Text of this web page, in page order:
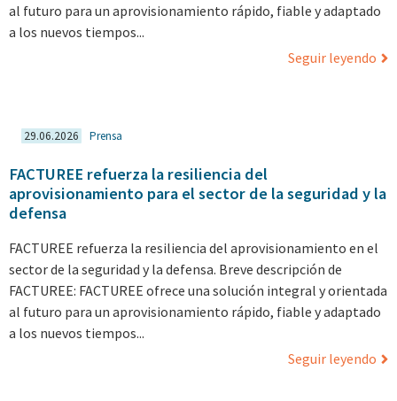
al futuro para un aprovisionamiento rápido, fiable y adaptado
a los nuevos tiempos...
Seguir leyendo
29.06.2026 Prensa
FACTUREE refuerza la resiliencia del
aprovisionamiento para el sector de la seguridad y la
defensa
FACTUREE refuerza la resiliencia del aprovisionamiento en el
sector de la seguridad y la defensa. Breve descripción de
FACTUREE: FACTUREE ofrece una solución integral y orientada
al futuro para un aprovisionamiento rápido, fiable y adaptado
a los nuevos tiempos...
Seguir leyendo